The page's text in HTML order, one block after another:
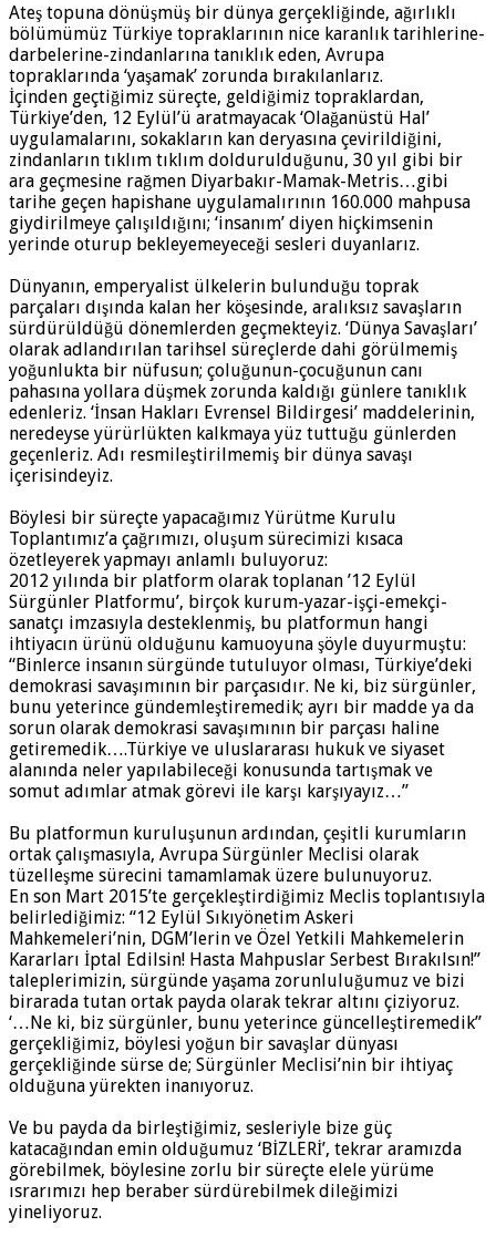
Ateş topuna dönüşmüş bir dünya gerçekliğinde, ağırlıklı
bölümümüz Türkiye topraklarının nice karanlık tarihlerine-
darbelerine-zindanlarına tanıklık eden, Avrupa
topraklarında ‘yaşamak’ zorunda bırakılanlarız.
İçinden geçtiğimiz süreçte, geldiğimiz topraklardan,
Türkiye’den, 12 Eylül’ü aratmayacak ‘Olağanüstü Hal’
uygulamalarını, sokakların kan deryasına çevirildiğini,
zindanların tıklım tıklım doldurulduğunu, 30 yıl gibi bir
ara geçmesine rağmen Diyarbakır-Mamak-Metris…gibi
tarihe geçen hapishane uygulamalırının 160.000 mahpusa
giydirilmeye çalışıldığını; ‘insanım’ diyen hiçkimsenin
yerinde oturup bekleyemeyeceği sesleri duyanlarız.
Dünyanın, emperyalist ülkelerin bulunduğu toprak
parçaları dışında kalan her köşesinde, aralıksız savaşların
sürdürüldüğü dönemlerden geçmekteyiz. ‘Dünya Savaşları’
olarak adlandırılan tarihsel süreçlerde dahi görülmemiş
yoğunlukta bir nüfusun; çoluğunun-çocuğunun canı
pahasına yollara düşmek zorunda kaldığı günlere tanıklık
edenleriz. ‘İnsan Hakları Evrensel Bildirgesi’ maddelerinin,
neredeyse yürürlükten kalkmaya yüz tuttuğu günlerden
geçenleriz. Adı resmileştirilmemiş bir dünya savaşı
içerisindeyiz.
Böylesi bir süreçte yapacağımız Yürütme Kurulu
Toplantımız’a çağrımızı, oluşum sürecimizi kısaca
özetleyerek yapmayı anlamlı buluyoruz:
2012 yılında bir platform olarak toplanan ’12 Eylül
Sürgünler Platformu’, birçok kurum-yazar-işçi-emekçi-
sanatçı imzasıyla desteklenmiş, bu platformun hangi
ihtiyacın ürünü olduğunu kamuoyuna şöyle duyurmuştu:
“Binlerce insanın sürgünde tutuluyor olması, Türkiye’deki
demokrasi savaşımının bir parçasıdır. Ne ki, biz sürgünler,
bunu yeterince gündemleştiremedik; ayrı bir madde ya da
sorun olarak demokrasi savaşımının bir parçası haline
getiremedik….Türkiye ve uluslararası hukuk ve siyaset
alanında neler yapılabileceği konusunda tartışmak ve
somut adımlar atmak görevi ile karşı karşıyayız…”
Bu platformun kuruluşunun ardından, çeşitli kurumların
ortak çalışmasıyla, Avrupa Sürgünler Meclisi olarak
tüzelleşme sürecini tamamlamak üzere bulunuyoruz.
En son Mart 2015’te gerçekleştirdiğimiz Meclis toplantısıyla
belirlediğimiz: “12 Eylül Sıkıyönetim Askeri
Mahkemeleri’nin, DGM’lerin ve Özel Yetkili Mahkemelerin
Kararları İptal Edilsin! Hasta Mahpuslar Serbest Bırakılsın!”
taleplerimizin, sürgünde yaşama zorunluluğumuz ve bizi
birarada tutan ortak payda olarak tekrar altını çiziyoruz.
‘…Ne ki, biz sürgünler, bunu yeterince güncelleştiremedik”
gerçekliğimiz, böylesi yoğun bir savaşlar dünyası
gerçekliğinde sürse de; Sürgünler Meclisi’nin bir ihtiyaç
olduğuna yürekten inanıyoruz.
Ve bu payda da birleştiğimiz, sesleriyle bize güç
katacağından emin olduğumuz ‘BİZLERİ’, tekrar aramızda
görebilmek, böylesine zorlu bir süreçte elele yürüme
ısrarımızı hep beraber sürdürebilmek dileğimizi
yineliyoruz.